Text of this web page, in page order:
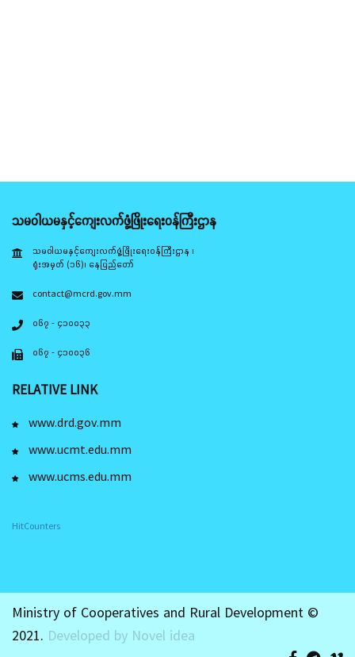
သမဝါယမနှင့်ကျေးလက်ဖွံ့ဖြိုးရေးဝန်ကြီးဌာန
သမဝါယမနှင့်ကျေးလက်ဖွံ့ဖြိုးရေးဝန်ကြီးဌာန ၊
ရုံးအမှတ် (၁၆)၊ နေပြည်တော်
contact@mcrd.gov.mm
၀၆၇ - ၄၁၀၀၃၃
၀၆၇ - ၄၁၀၀၃၆
RELATIVE LINK
www.drd.gov.mm
www.ucmt.edu.mm
www.ucms.edu.mm
HitCounters
Ministry of Cooperatives and Rural Development ©
2021. Developed by Novel idea